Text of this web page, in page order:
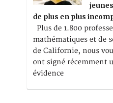
de plus en plus
Plus de 1.800
mathématiques et de
de Californie, nous
ont signé récemment
évidence